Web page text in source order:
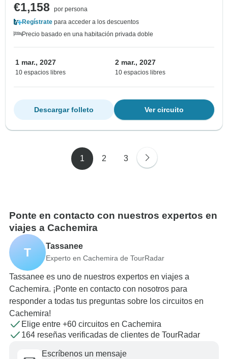
€1,158
por persona
Regístrate para acceder a los descuentos
Precio basado en una habitación privada doble
1 mar., 2027
10 espacios libres
2 mar., 2027
10 espacios libres
Ver circuito
Descargar folleto
1 2 3
Ponte en contacto con nuestros expertos en
viajes a Cachemira
T Tassanee
Experto en Cachemira de TourRadar
Tassanee es uno de nuestros expertos en viajes a
Cachemira. ¡Ponte en contacto con nosotros para
responder a todas tus preguntas sobre los circuitos en
Cachemira!
Elige entre +60 circuitos en Cachemira
164 reseñas verificadas de clientes de TourRadar
Escríbenos un mensaje